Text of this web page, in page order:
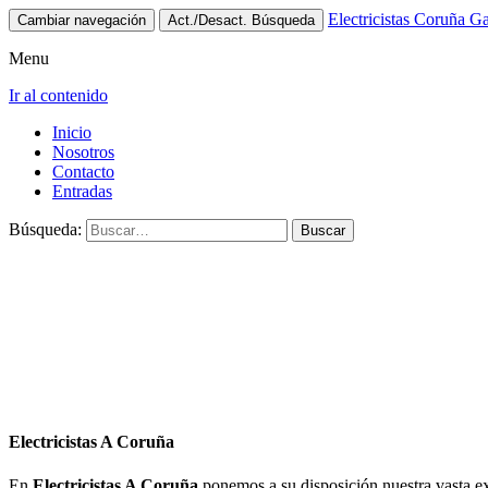
Cambiar navegación Act./Desact. Búsqueda Electricistas Coruña
Menu
Ir al contenido
Inicio
Nosotros
Contacto
Entradas
Búsqueda:
Electricistas A Coruña